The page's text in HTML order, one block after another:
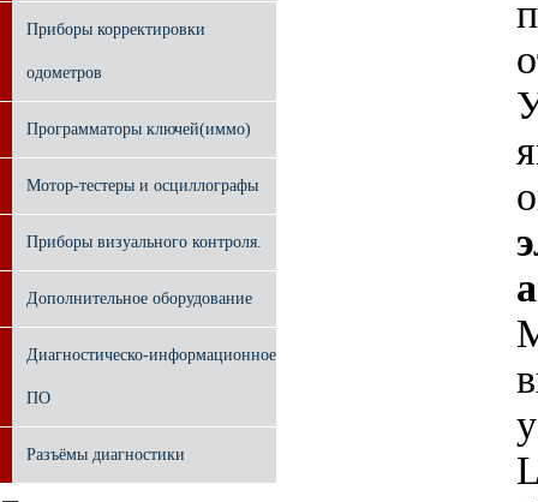
Приборы корректировки
одометров
Программаторы ключей(иммо)
Мотор-тестеры и осциллографы
Приборы визуального контроля.
Дополнительное оборудование
Диагностическо-информационное
ПО
Разъёмы диагностики